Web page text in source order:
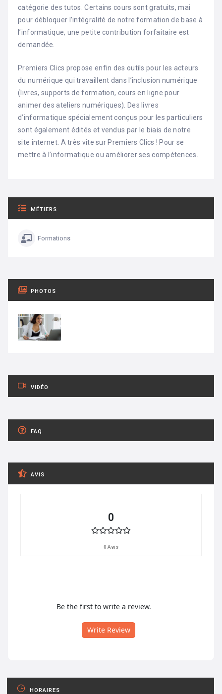
catégorie des tutos. Certains cours sont gratuits, mai
pour débloquer l’intégralité de notre formation de base à
l’informatique, une petite contribution forfaitaire est
demandée.
Premiers Clics propose enfin des outils pour les acteurs
du numérique qui travaillent dans l’inclusion numérique
(livres, supports de formation, cours en ligne pour
animer des ateliers numériques). Des livres
d’informatique spécialement conçus pour les particuliers
sont également édités et vendus par le biais de notre
site internet. A très vite sur Premiers Clics ! Pour se
mettre à l’informatique ou améliorer ses compétences.
MÉTIERS
Formations
PHOTOS
VIDÉO
FAQ
AVIS
0
0 Avis
Be the first to write a review.
Write Review
HORAIRES